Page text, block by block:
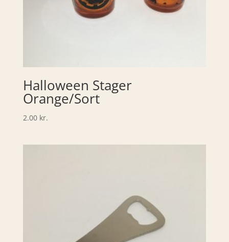
Halloween Stager
Orange/Sort
2.00 kr.